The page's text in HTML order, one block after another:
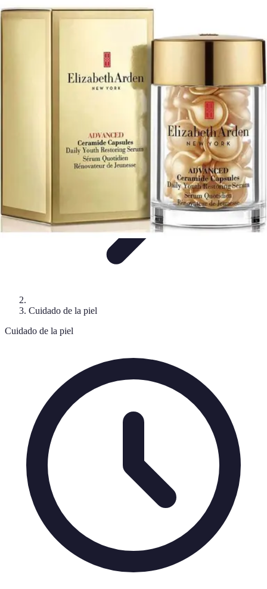
Belleza Actual
Cuidado FacialCuidado de la pielCuidado de la Piel
Cuidado de la piel
Cuidado de la piel